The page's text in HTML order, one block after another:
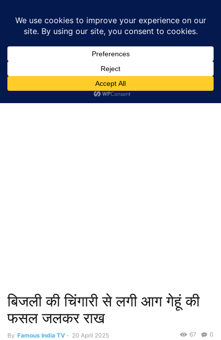
बिजली की चिंगारी से लगी आग गेहूं की
फसल जलकर राख
By Famous India TV - 20 April 2025 0
67